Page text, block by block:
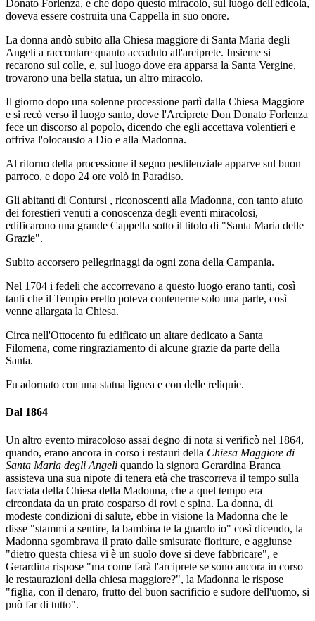
Donato Forlenza, e che dopo questo miracolo, sul luogo dell'edicola,
doveva essere costruita una Cappella in suo onore.
La donna andò subito alla Chiesa maggiore di Santa Maria degli
Angeli a raccontare quanto accaduto all'arciprete. Insieme si
recarono sul colle, e, sul luogo dove era apparsa la Santa Vergine,
trovarono una bella statua, un altro miracolo.
Il giorno dopo una solenne processione partì dalla Chiesa Maggiore
e si recò verso il luogo santo, dove l'Arciprete Don Donato Forlenza
fece un discorso al popolo, dicendo che egli accettava volentieri e
offriva l'olocausto a Dio e alla Madonna.
Al ritorno della processione il segno pestilenziale apparve sul buon
parroco, e dopo 24 ore volò in Paradiso.
Gli abitanti di Contursi , riconoscenti alla Madonna, con tanto aiuto
dei forestieri venuti a conoscenza degli eventi miracolosi,
edificarono una grande Cappella sotto il titolo di "Santa Maria delle
Grazie".
Subito accorsero pellegrinaggi da ogni zona della Campania.
Nel 1704 i fedeli che accorrevano a questo luogo erano tanti, così
tanti che il Tempio eretto poteva contenerne solo una parte, così
venne allargata la Chiesa.
Circa nell'Ottocento fu edificato un altare dedicato a Santa
Filomena, come ringraziamento di alcune grazie da parte della
Santa.
Fu adornato con una statua lignea e con delle reliquie.
Dal 1864
Un altro evento miracoloso assai degno di nota si verificò nel 1864,
quando, erano ancora in corso i restauri della Chiesa Maggiore di
Santa Maria degli Angeli quando la signora Gerardina Branca
assisteva una sua nipote di tenera età che trascorreva il tempo sulla
facciata della Chiesa della Madonna, che a quel tempo era
circondata da un prato cosparso di rovi e spina. La donna, di
modeste condizioni di salute, ebbe in visione la Madonna che le
disse "stammi a sentire, la bambina te la guardo io" così dicendo, la
Madonna sgombrava il prato dalle smisurate fioriture, e aggiunse
"dietro questa chiesa vi è un suolo dove si deve fabbricare", e
Gerardina rispose "ma come farà l'arciprete se sono ancora in corso
le restaurazioni della chiesa maggiore?", la Madonna le rispose
"figlia, con il denaro, frutto del buon sacrificio e sudore dell'uomo, si
può far di tutto".